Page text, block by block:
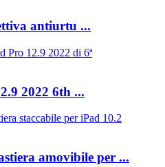
antiurtu ...
2022 6th ...
amovibile per ...